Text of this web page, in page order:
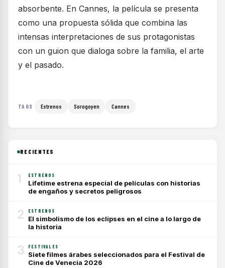
absorbente. En Cannes, la película se presenta
como una propuesta sólida que combina las
intensas interpretaciones de sus protagonistas
con un guion que dialoga sobre la familia, el arte
y el pasado.
TAGS Estrenos Sorogoyen Cannes
RECIENTES
1 ESTRENOS
Lifetime estrena especial de películas con historias
de engaños y secretos peligrosos
2 ESTRENOS
El simbolismo de los eclipses en el cine a lo largo de
la historia
3 FESTIVALES
Siete filmes árabes seleccionados para el Festival de
Cine de Venecia 2026